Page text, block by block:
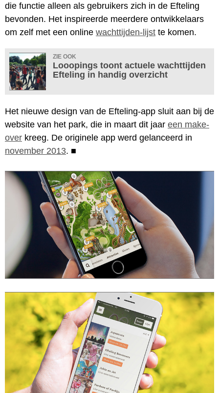
die functie alleen als gebruikers zich in de Efteling
bevonden. Het inspireerde meerdere ontwikkelaars
om zelf met een online wachttijden-lijst te komen.
ZIE OOK
Looopings toont actuele wachttijden
Efteling in handig overzicht
Het nieuwe design van de Efteling-app sluit aan bij de
website van het park, die in maart dit jaar een make-
over kreeg. De originele app werd gelanceerd in
november 2013. ■